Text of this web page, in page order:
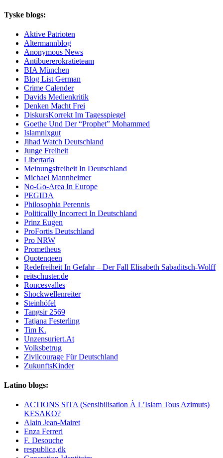
Tyske blogs:
Aktive Patrioten
Altermannblog
Anonymous News
Antibuererokratieteam
BIA München
Blog List German
Crime Calender
Davids Medienkritik
Denken Macht Frei
DiskursKorrekt Im Tagesspiegel
Goethe Und Der “Prophet” Mohammed
Islamnixgut
Jihad Watch Deutschland
Junge Freiheit
Libertaria
Meinungsfreiheit In Deutschland
Michael Mannheimer
No-Go-Area In Europe
PEGIDA
Philosophia Perennis
Politicallly Incorrect In Deutschland
Prinz Eugen
ProFortis Deutschland
Pro NRW
Prometheus
Quotenqeen
Redefreiheit In Gefahr – Der Fall Elisabeth Sabaditsch-Wolff
reitschuster.de
Roncesvalles
Shockwellenreiter
Steinhöfel
Tangsir 2569
Tatjana Festerling
Tim K.
Unzensuriert.At
Volksbetrug
Zivilcourage Für Deutschland
ZukunftsKinder
Latino blogs:
ACTIONS SITA (Sensibilisation À L’Islam Tous Azimuts)
KESAKO?
Alain Jean-Mairet
Enza Ferreri
F. Desouche
respublica,dk